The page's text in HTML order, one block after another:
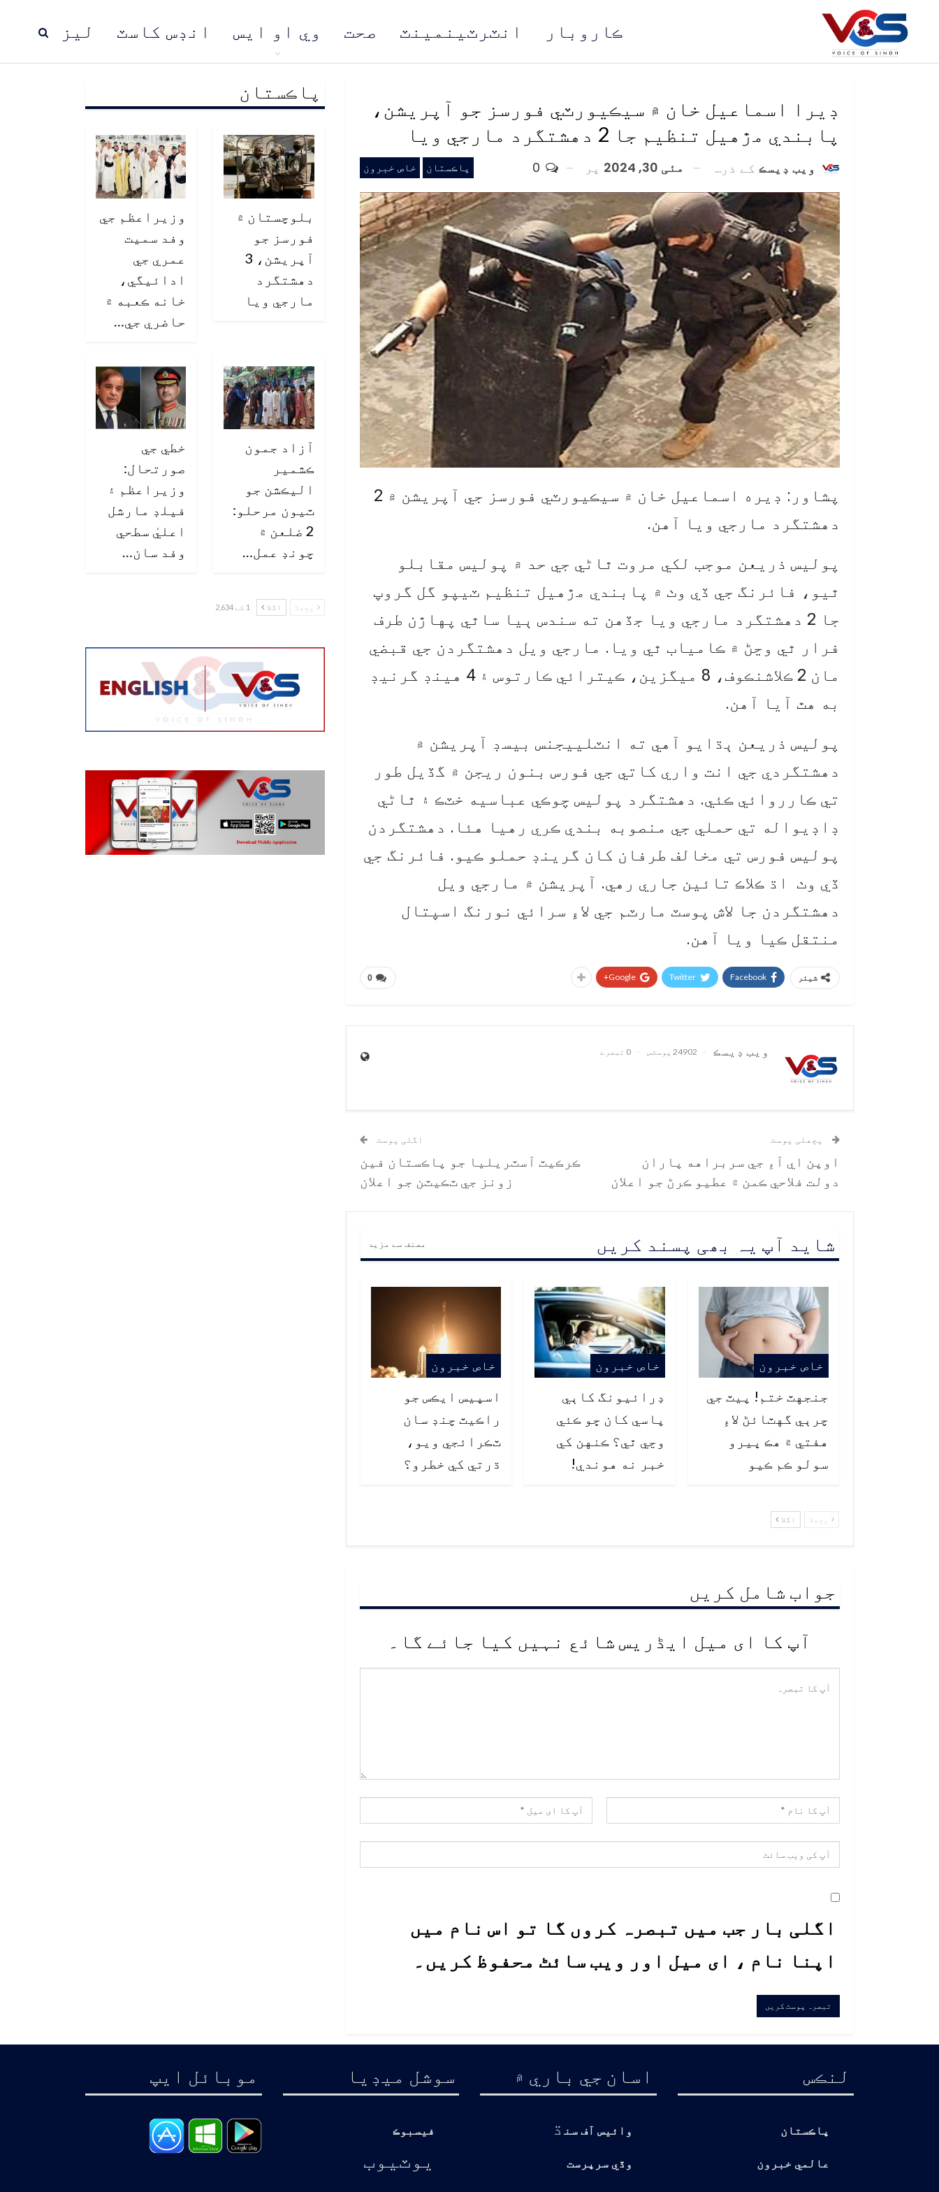
ليز انڊس کاسٽ وي او ايس صحت انٽرٽينمينٽ ڪاروبار
پاڪستان مُنڍ
ڊيرا اسماعيل خان ۾ سيڪيورٽي فورسز جو آپريشن،
پابندي مڙهيل تنظيم جا 2 دهشتگرد مارجي ويا
پاڪستان خاص خبرون ويب ڊيسڪ کے ذریعہ مئی 30, 2024 پر
پشاور: ڊيره اسماعيل خان ۾ سيڪيورٽي فورسز جي آپريشن ۾ 2
دهشتگرد مارجي ويا آهن.
پوليس ذريعن موجب لکي مروت ٿاڻي جي حد ۾ پوليس مقابلو
ٿيو، فائرنگ جي ڏي وٺ ۾ پابندي مڙهيل تنظيم ٽيپو گل گروپ
جا 2 دهشتگرد مارجي ويا جڏهن ته سندس ٻيا ساٿي پهاڙن طرف
فرار ٿي وڃڻ ۾ ڪامياب ٿي ويا. مارجي ويل دهشتگردن جي قبضي
مان 2 ڪلاشنڪوف، 8 ميگزين، ڪيترائي ڪارتوس ۽ 4 هينڊ گرنيڊ
به هٿ آيا آهن.
پوليس ذريعن ٻڌايو آهي ته انٽلييجنس بيسڊ آپريشن ۾
دهشتگردي جي انت واري کاتي جي فورس بنون ريجن ۾ گڏيل طور
تي ڪارروائي ڪئي. دهشتگرد پوليس چوڪي عباسيه خٽڪ ۽ ٿاڻي
ڊاڊيواله تي حملي جي منصوبه بندي ڪري رهيا هئا. دهشتگردن
پوليس فورس تي مخالف طرفان کان گرينڊ حملو ڪيو. فائرنگ جي
ڏي وٺ اڌ ڪلاڪ تائين جاري رهي. آپريشن ۾ مارجي ويل
دهشتگردن جا لاش پوسٽ مارٽم جي لاءِ سرائي نورنگ اسپتال
منتقل ڪيا ويا آهن.
0 شیئر Facebook
Twitter
Google+
ويب ڊيسڪ 24902 پوسٹس 0 تبصرے
پچھلی پوسٹ
اوپن اي آءِ جي سربراهه پاران
دولت فلاحي ڪمن ۾ عطيو ڪرڻ جو اعلان
اگلی پوسٹ
ڪرڪيٽ آسٽريليا جو پاڪستان فين
زونز جي ٽڪيٽن جو اعلان
شاید آپ یہ بھی پسند کریں مصنف سے مزید
خاص خبرون
جنجهٽ ختم! پيٽ جي
چرٻي گهٽائڻ لاءِ
هفتي ۾ هڪ ڀيرو
سولو ڪم ڪيو
خاص خبرون
ڊرائيونگ کاٻي
پاسي کان ڇو ڪئي
وڃي ٿي؟ ڪنهن کي
خبر نه هوندي!
خاص خبرون
اسپيس ايڪس جو
راڪيٽ چنڊ سان
ٽڪرائجي ويو،
ڌرتي کي خطرو؟
پچھلا اگلا
جواب شامل کریں
آپ کا ای میل ایڈریس شائع نہیں کیا جائے گا۔
اگلی بار جب میں تبصرہ کروں گا تو اس نام میں
اپنا نام ، ای میل اور ویب سائٹ محفوظ کریں۔
پاڪستان
بلوچستان ۾
فورسز جو
آپريشن، 3
دهشتگرد
مارجي ويا
وزيراعظم جي
وفد سميت
عمري جي
ادائيگي،
خانه ڪعبه ۾
حاضري جي…
آزاد جمون
ڪشمير
اليڪشن جو
ٽيون مرحلو:
2 ضلعن ۾
چونڊ عمل…
خطي جي
صورتحال:
وزيراعظم ۽
فيلڊ مارشل
اعليٰ سطحي
وفد سان…
پچھلا اگلا 1 کے 2,634
لنڪس
پاڪستان
عالمي خبرون
اسان جي باري ۾
وائيس آف سن ڌ
وڏي سرپرست
سوشل ميڊيا
فيسبوڪ
يوٽيوب
موبائل ايپ